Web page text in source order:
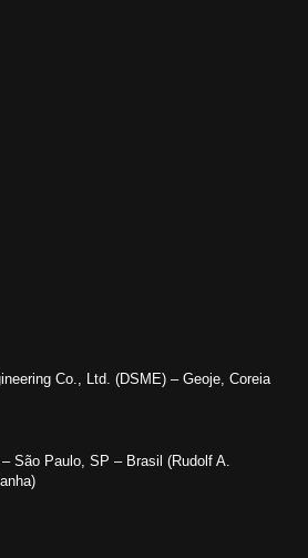
Co., Ltd. (DSME) – Geoje, Coreia
São Paulo, SP – Brasil (Rudolf A.